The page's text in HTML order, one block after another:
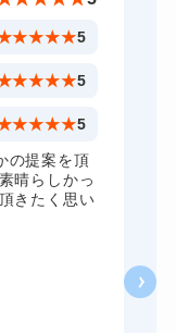
8,800円～(税込)
★★★★5
★★★★5
★★★★5
の提案を頂
晴らしかっ
きたく思い